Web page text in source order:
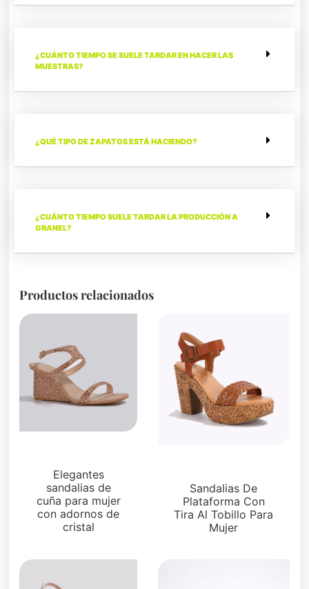
¿CUÁNTO TIEMPO SE SUELE TARDAR EN HACER LAS
MUESTRAS?
¿QUÉ TIPO DE ZAPATOS ESTÁ HACIENDO?
¿CUÁNTO TIEMPO SUELE TARDAR LA PRODUCCIÓN A
GRANEL?
Productos relacionados
Elegantes
sandalias de
cuña para mujer
con adornos de
cristal
Sandalias De
Plataforma Con
Tira Al Tobillo Para
Mujer